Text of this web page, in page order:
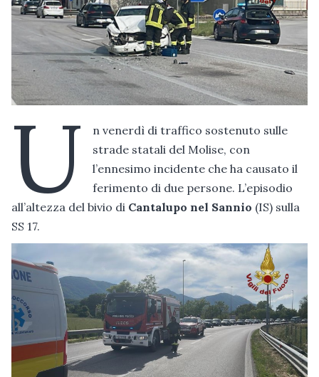
U
n venerdì di traffico sostenuto sulle
strade statali del Molise, con
l’ennesimo incidente che ha causato il
ferimento di due persone. L’episodio
all’altezza del bivio di Cantalupo nel Sannio (IS) sulla
SS 17.